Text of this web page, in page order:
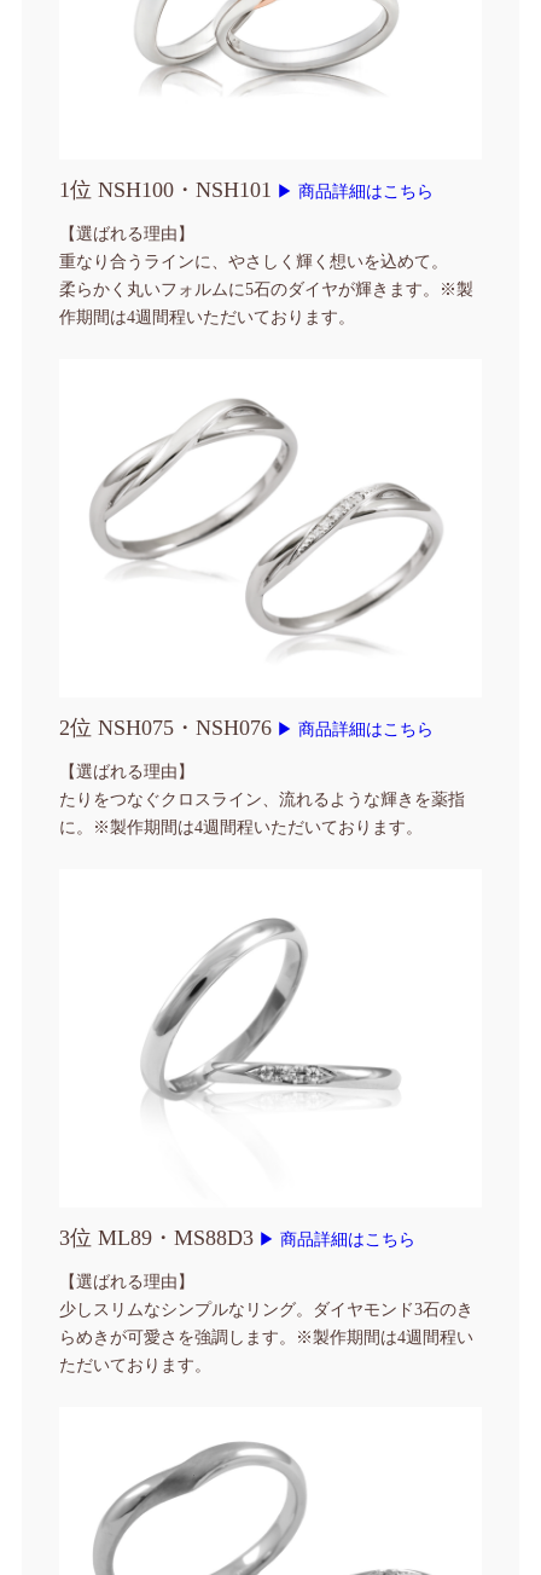
1位 NSH100・NSH101 ▶ 商品詳細はこちら
【選ばれる理由】
重なり合うラインに、やさしく輝く想いを込めて。
柔らかく丸いフォルムに5石のダイヤが輝きます。
※製
作期間は4週間程いただいております。
2位 NSH075・NSH076 ▶ 商品詳細はこちら
【選ばれる理由】
たりをつなぐクロスライン、流れるような輝きを薬指
に。
※製作期間は4週間程いただいております。
3位 ML89・MS88D3 ▶ 商品詳細はこちら
【選ばれる理由】
少しスリムなシンプルなリング。ダイヤモンド3石のき
らめきが可愛さを強調します。
※製作期間は4週間程い
ただいております。